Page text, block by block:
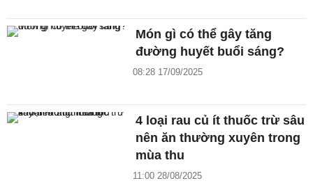
Món gì có thể gây tăng
đường huyết buổi sáng?
08:28 17/09/2025
4 loại rau củ ít thuốc trừ sâu
nên ăn thường xuyên trong
mùa thu
11:00 28/08/2025